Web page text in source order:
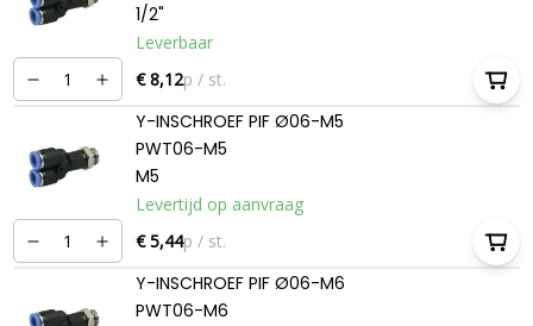
1/2"
Leverbaar
€ 8,12p / st.
Y-INSCHROEF PIF Ø06-M5
PWT06-M5
M5
Levertijd op aanvraag
€ 5,44p / st.
Y-INSCHROEF PIF Ø06-M6
PWT06-M6